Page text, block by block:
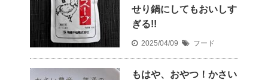
せり鍋にしてもおいしす
ぎる!!
2025/04/09 フード
もはや、おやつ！かさい